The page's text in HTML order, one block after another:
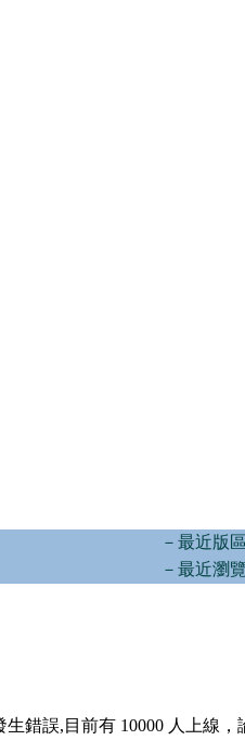
－最近版
－最近瀏
生錯誤,目前有 10000 人上線